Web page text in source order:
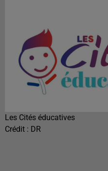
Les Cités éducatives
Crédit : DR